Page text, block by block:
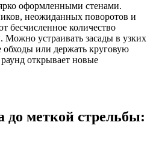
оформленными стенами.
неожиданных поворотов и
бесчисленное количество
Можно устраивать засады в узких
обходы или держать круговую
открывает новые
меткой стрельбы: